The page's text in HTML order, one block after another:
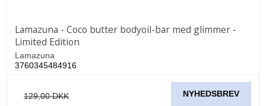
Lamazuna - Coco butter bodyoil-bar med glimmer -
Limited Edition
Lamazuna
3760345484916
129,00 DKK NYHEDSBREV